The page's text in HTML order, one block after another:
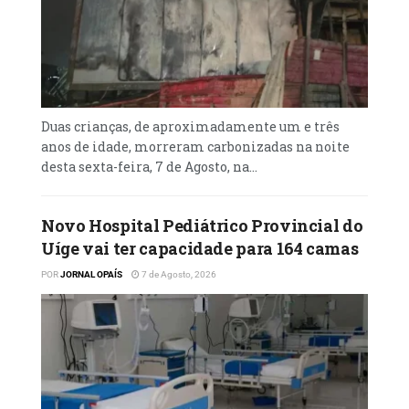
Duas crianças, de aproximadamente um e três
anos de idade, morreram carbonizadas na noite
desta sexta-feira, 7 de Agosto, na...
Novo Hospital Pediátrico Provincial do
Uíge vai ter capacidade para 164 camas
PORJORNAL OPAÍS 7 de Agosto, 2026